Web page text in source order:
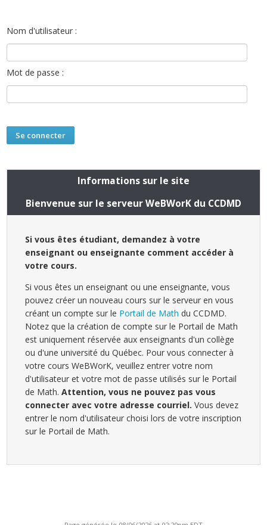
Nom d'utilisateur :
Mot de passe :
Informations sur le site
Bienvenue sur le serveur WeBWorK du CCDMD
Si vous êtes étudiant, demandez à votre
enseignant ou enseignante comment accéder à
votre cours.
Si vous êtes un enseignant ou une enseignante, vous
pouvez créer un nouveau cours sur le serveur en vous
créant un compte sur le Portail de Math du CCDMD.
Notez que la création de compte sur le Portail de Math
est uniquement réservée aux enseignants d'un collège
ou d'une université du Québec. Pour vous connecter à
votre cours WeBWorK, veuillez entrer votre nom
d'utilisateur et votre mot de passe utilisés sur le Portail
de Math.Attention, vous ne pouvez pas vous
connecter avec votre adresse courriel. Vous devez
entrer le nom d'utilisateur choisi lors de votre inscription
sur le Portail de Math.